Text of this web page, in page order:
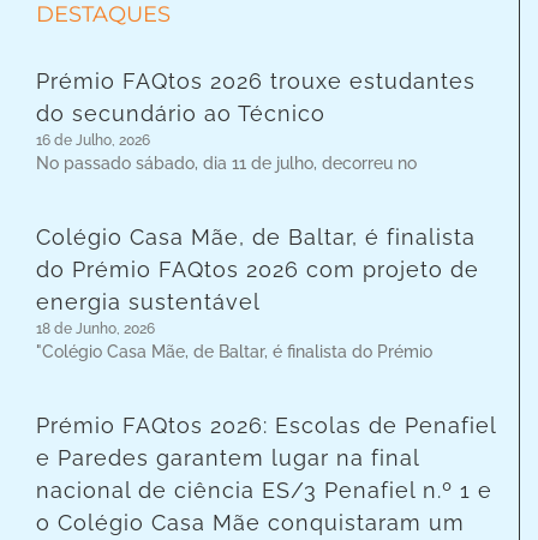
DESTAQUES
Prémio FAQtos 2026 trouxe estudantes
do secundário ao Técnico
16 de Julho, 2026
No passado sábado, dia 11 de julho, decorreu no
Colégio Casa Mãe, de Baltar, é finalista
do Prémio FAQtos 2026 com projeto de
energia sustentável
18 de Junho, 2026
"Colégio Casa Mãe, de Baltar, é finalista do Prémio
Prémio FAQtos 2026: Escolas de Penafiel
e Paredes garantem lugar na final
nacional de ciência ES/3 Penafiel n.º 1 e
o Colégio Casa Mãe conquistaram um